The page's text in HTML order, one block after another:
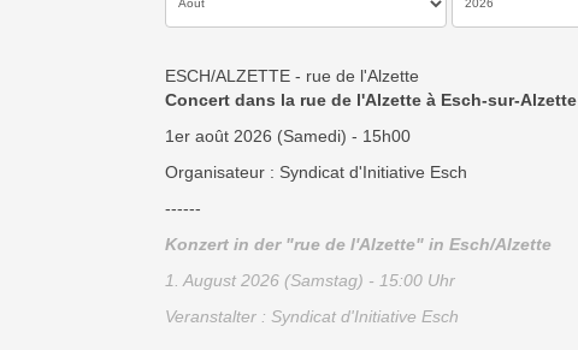
ESCH/ALZETTE - rue de l'Alzette
Concert dans la rue de l'Alzette à Esch-sur-Alzette
1er août 2026 (Samedi) - 15h00
Organisateur : Syndicat d'Initiative Esch
------
Konzert in der "rue de l'Alzette" in Esch/Alzette
1. August 2026 (Samstag) - 15:00 Uhr
Veranstalter : Syndicat d'Initiative Esch